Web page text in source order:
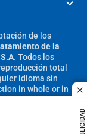
de los
de la
Todos los
total
idioma sin
in whole or in